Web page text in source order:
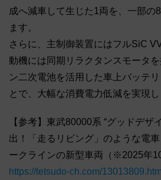
成へ減車して生じた1両を、一部の
ます。
さらに、主制御装置にはフルSiC
動機には同期リラクタンスモータ
ン二次電池を活用した車上バッテ
とで、大幅な消費電力低減を実現し
【参考】東武80000系 “グッドデザ
出！「走るリビング」のような電
ークラインの新型車両（※2025年
https://tetsudo-ch.com/13013809.html